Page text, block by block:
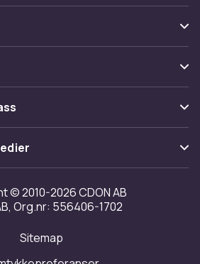
© 2010-2026 CDON AB
Org.nr: 556406-1702
Sitemap